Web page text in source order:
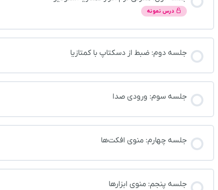
درس نمونه
جلسه دوم: ضبط از دسکتاپ با کمتازیا
جلسه سوم: ورودی صدا
جلسه چهارم: منوی افکت‌ها
جلسه پنجم: منوی ابزارها